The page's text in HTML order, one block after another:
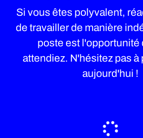
Si vous êtes polyvalent,
de travailler de manière
poste est l'opportunité
attendiez. N'hésitez pas à
aujourd'hui !